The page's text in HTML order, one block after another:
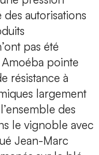
autorisations
pas été
Amoéba pointe
résistance à
largement
des
le vignoble avec
Jean-Marc